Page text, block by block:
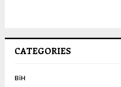
CATEGORIES
BiH